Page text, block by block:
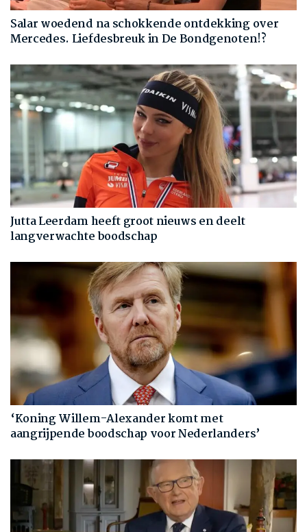
Salar woedend na schokkende ontdekking over
Mercedes. Liefdesbreuk in De Bondgenoten!?
Jutta Leerdam heeft groot nieuws en deelt
langverwachte boodschap
‘Koning Willem-Alexander komt met
aangrijpende boodschap voor Nederlanders’